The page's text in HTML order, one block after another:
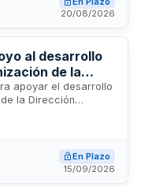
ejecución del
está
las obras más el
20/08/2026
al desarrollo
de la
de
apoyar el desarrollo
la Dirección
del Departamento
El servicio
de
movilidad, así como
En Plazo
15/09/2026